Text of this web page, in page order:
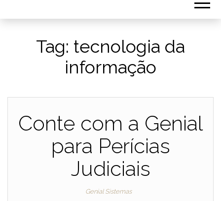
Tag: tecnologia da
informação
Conte com a Genial
para Perícias
Judiciais
Genial Sistemas